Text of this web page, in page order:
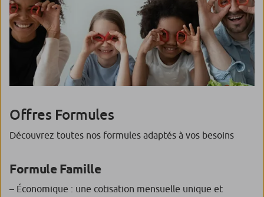
Offres Formules
Découvrez toutes nos formules adaptés à vos besoins
Formule Famille
– Économique : une cotisation mensuelle unique et